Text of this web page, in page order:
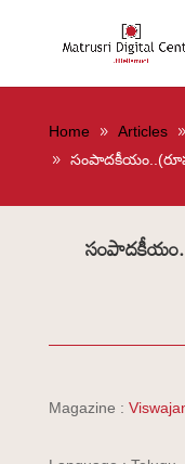
Home Articles
Magazine :